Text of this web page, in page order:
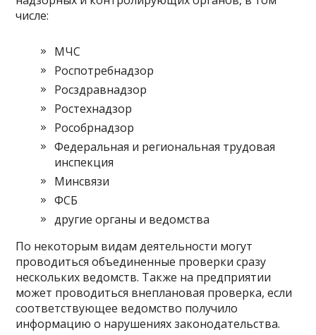
числе:
МЧС
Роспотребнадзор
Росздравнадзор
Ростехнадзор
Рособрнадзор
Федеральная и региональная трудовая
инспекция
Минсвязи
ФСБ
другие органы и ведомства
По некоторым видам деятельности могут
проводиться объединенные проверки сразу
нескольких ведомств. Также на предприятии
может проводиться внеплановая проверка, если
соответствующее ведомство получило
информацию о нарушениях законодательства.